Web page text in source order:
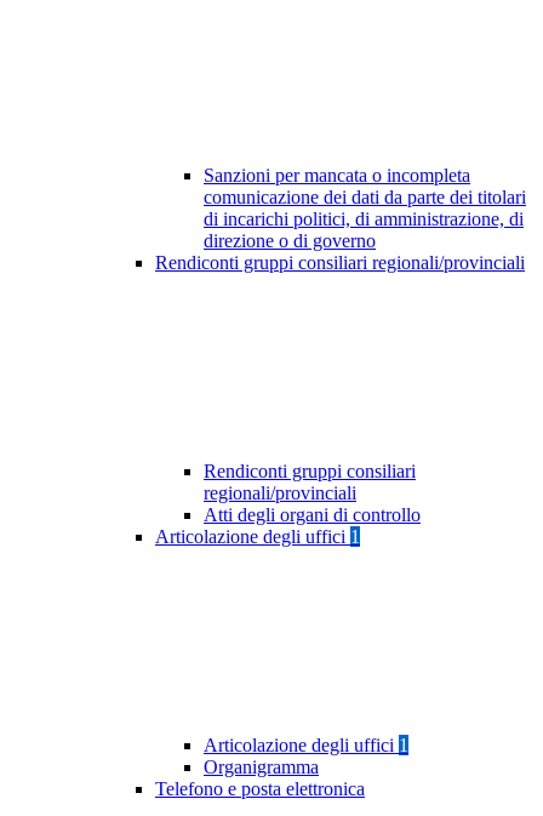
Sanzioni per mancata o incompleta
comunicazione dei dati da parte dei titolari
di incarichi politici, di amministrazione, di
direzione o di governo
Rendiconti gruppi consiliari regionali/provinciali
Rendiconti gruppi consiliari
regionali/provinciali
Atti degli organi di controllo
Articolazione degli uffici 1
Articolazione degli uffici 1
Organigramma
Telefono e posta elettronica